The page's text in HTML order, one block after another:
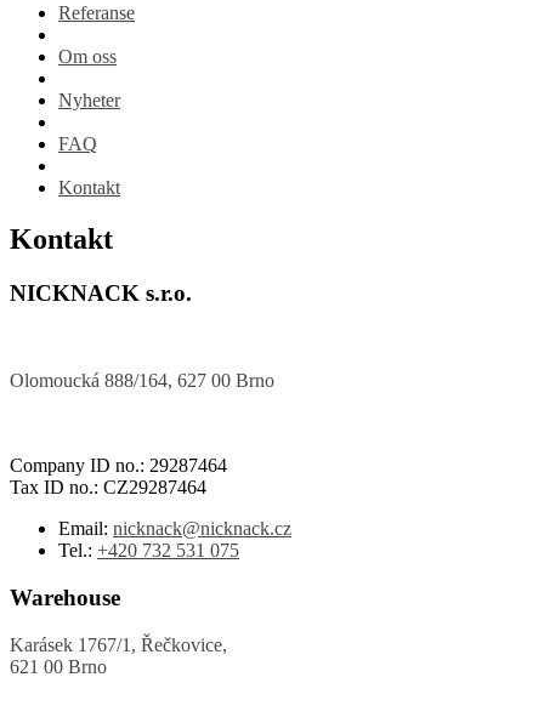
Referanse
Om oss
Nyheter
FAQ
Kontakt
Kontakt
NICKNACK s.r.o.
Olomoucká 888/164, 627 00 Brno
Company ID no.: 29287464
Tax ID no.: CZ29287464
Email: nicknack@nicknack.cz
Tel.: +420 732 531 075
Warehouse
Karásek 1767/1, Řečkovice,
621 00 Brno